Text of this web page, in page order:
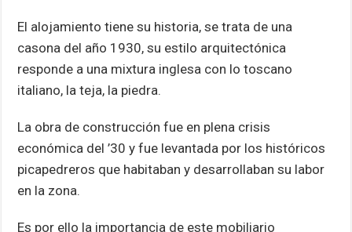
El alojamiento tiene su historia, se trata de una
casona del año 1930, su estilo arquitectónica
responde a una mixtura inglesa con lo toscano
italiano, la teja, la piedra.
La obra de construcción fue en plena crisis
económica del ’30 y fue levantada por los históricos
picapedreros que habitaban y desarrollaban su labor
en la zona.
Es por ello la importancia de este mobiliario